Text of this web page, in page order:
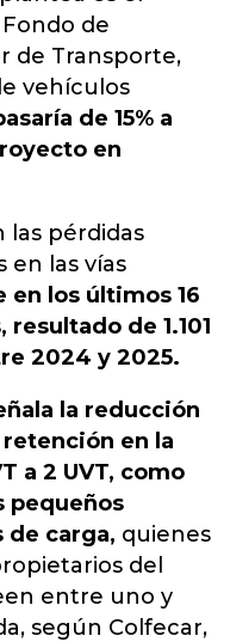
de
de Transporte,
vehículos
de 15% a
en
las pérdidas
en las vías
en los últimos 16
de 1.101
2024 y 2025.
la reducción
en la
a 2 UVT, como
pequeños
de carga, quienes
del
entre uno y
según Colfecar,